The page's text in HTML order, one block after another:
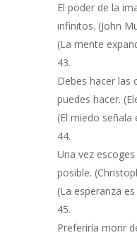
El poder de la
infinitos. (John
(La mente
Debes hacer las
puedes hacer.
(El miedo señala
Una vez
posible.
(La esperanza
Preferiría morir